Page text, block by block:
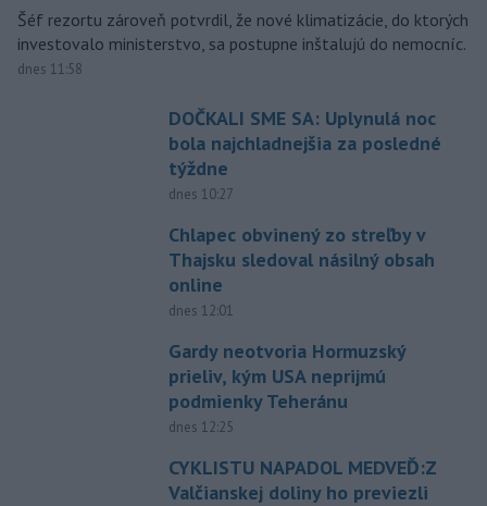
Šéf rezortu zároveň potvrdil, že nové klimatizácie, do ktorých
investovalo ministerstvo, sa postupne inštalujú do nemocníc.
dnes 11:58
DOČKALI SME SA: Uplynulá noc
bola najchladnejšia za posledné
týždne
dnes 10:27
Chlapec obvinený zo streľby v
Thajsku sledoval násilný obsah
online
dnes 12:01
Gardy neotvoria Hormuzský
prieliv, kým USA neprijmú
podmienky Teheránu
dnes 12:25
CYKLISTU NAPADOL MEDVEĎ:Z
Valčianskej doliny ho previezli